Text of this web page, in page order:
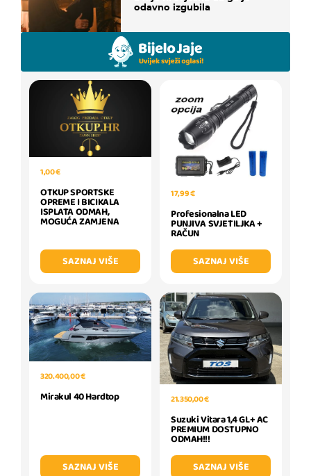
odavno izgubila
1,00 €
OTKUP SPORTSKE
OPREME I BICIKALA
ISPLATA ODMAH,
MOGUĆA ZAMJENA
SAZNAJ VIŠE
17,99 €
Profesionalna LED
PUNJIVA SVJETILJKA +
RAČUN
SAZNAJ VIŠE
320.400,00 €
Mirakul 40 Hardtop
SAZNAJ VIŠE
21.350,00 €
Suzuki Vitara 1,4 GL+ AC
PREMIUM DOSTUPNO
ODMAH!!!
SAZNAJ VIŠE